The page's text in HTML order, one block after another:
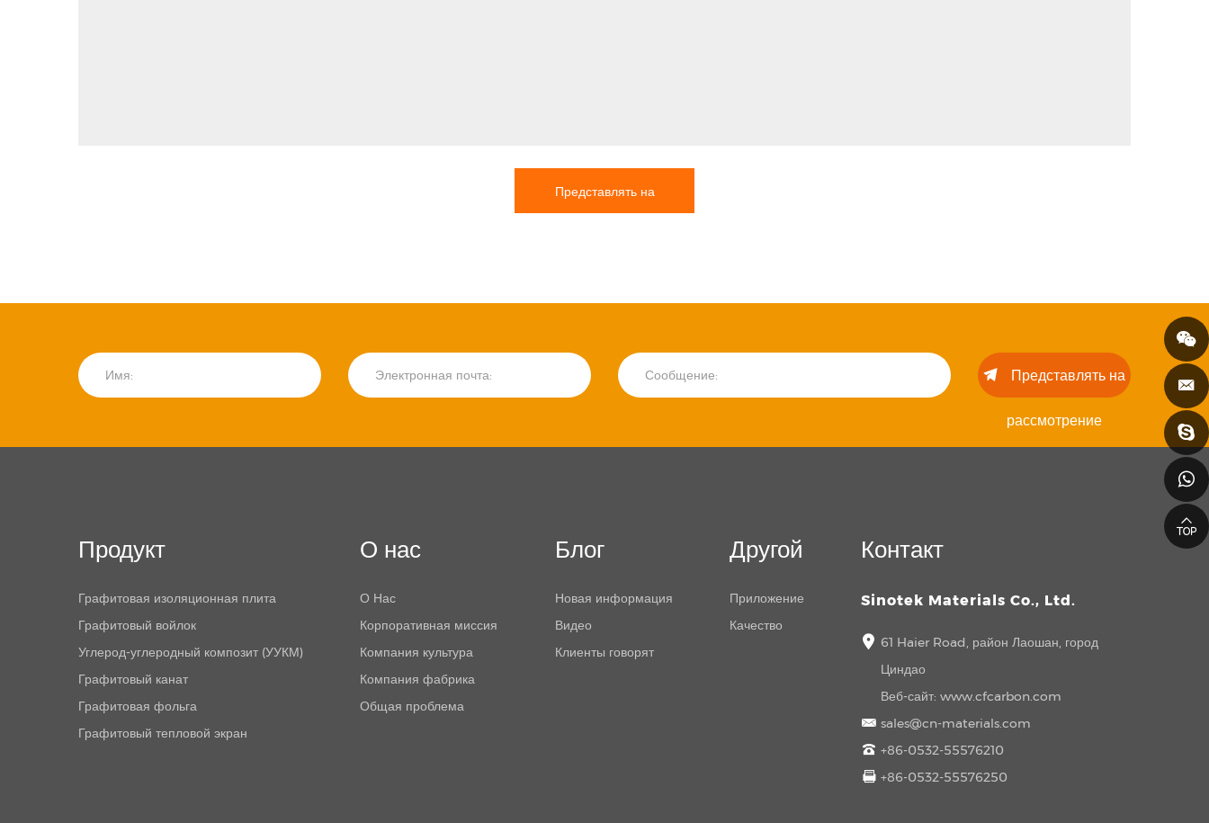
Представлять на
Представлять на
рассмотрение
Продукт
Графитовая изоляционная плита
Графитовый войлок
Углерод-углеродный композит (УУКМ)
Графитовый канат
Графитовая фольга
Графитовый тепловой экран
О нас
О Нас
Корпоративная миссия
Компания культура
Компания фабрика
Общая проблема
Блог
Новая информация
Видео
Клиенты говорят
Другой
Приложение
Качество
Контакт
Sinotek Materials Co., Ltd.
61 Haier Road, район Лаошан, город
Циндао
Веб-сайт: www.cfcarbon.com
sales@cn-materials.com
+86-0532-55576210
+86-0532-55576250